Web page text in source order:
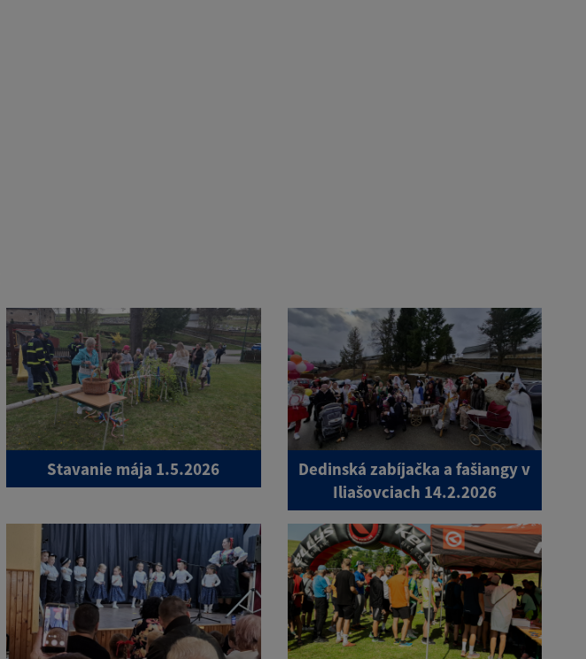
Stavanie mája 1.5.2026
Dedinská zabíjačka a fašiangy v
Iliašovciach 14.2.2026